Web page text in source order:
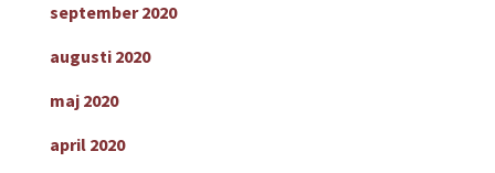
september 2020
augusti 2020
maj 2020
april 2020